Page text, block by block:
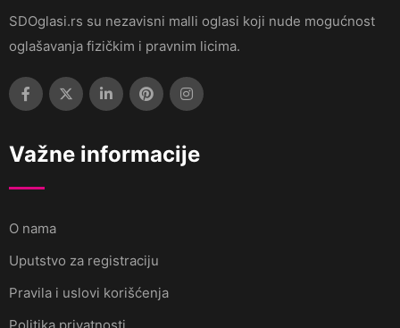
SDOglasi.rs su nezavisni malli oglasi koji nude mogućnost
oglašavanja fizičkim i pravnim licima.
Važne informacije
O nama
Uputstvo za registraciju
Pravila i uslovi korišćenja